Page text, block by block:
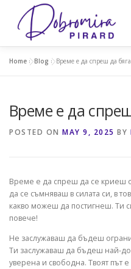
content
ПРОГРАМИ
Home »Blog »Време е да спреш да
Време е да
POSTED ON MAY 9, 2025 BY
Време е да спреш да се криеш
да се съмняваш в силата си, в
какво можеш да постигнеш. Ти
повече!
Не заслужаваш да бъдеш
Ти заслужаваш да бъдеш най-
уверена и свободна. Твоят път